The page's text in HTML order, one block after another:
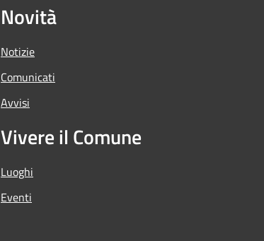
Novità
Notizie
Comunicati
Avvisi
Vivere il Comune
Luoghi
Eventi